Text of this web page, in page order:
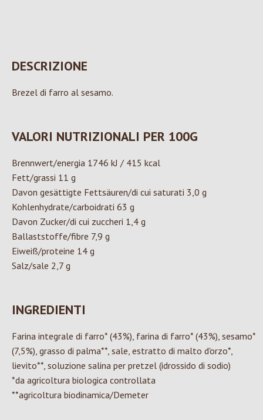
DESCRIZIONE
Brezel di farro al sesamo.
VALORI NUTRIZIONALI PER 100G
Brennwert/energia 1746 kJ / 415 kcal
Fett/grassi 11 g
Davon gesättigte Fettsäuren/di cui saturati 3,0 g
Kohlenhydrate/carboidrati 63 g
Davon Zucker/di cui zuccheri 1,4 g
Ballaststoffe/fibre 7,9 g
Eiweiß/proteine 14 g
Salz/sale 2,7 g
INGREDIENTI
Farina integrale di farro* (43%), farina di farro* (43%), sesamo*
(7,5%), grasso di palma**, sale, estratto di malto d'orzo*,
lievito**, soluzione salina per pretzel (idrossido di sodio)
*da agricoltura biologica controllata
**agricoltura biodinamica/Demeter